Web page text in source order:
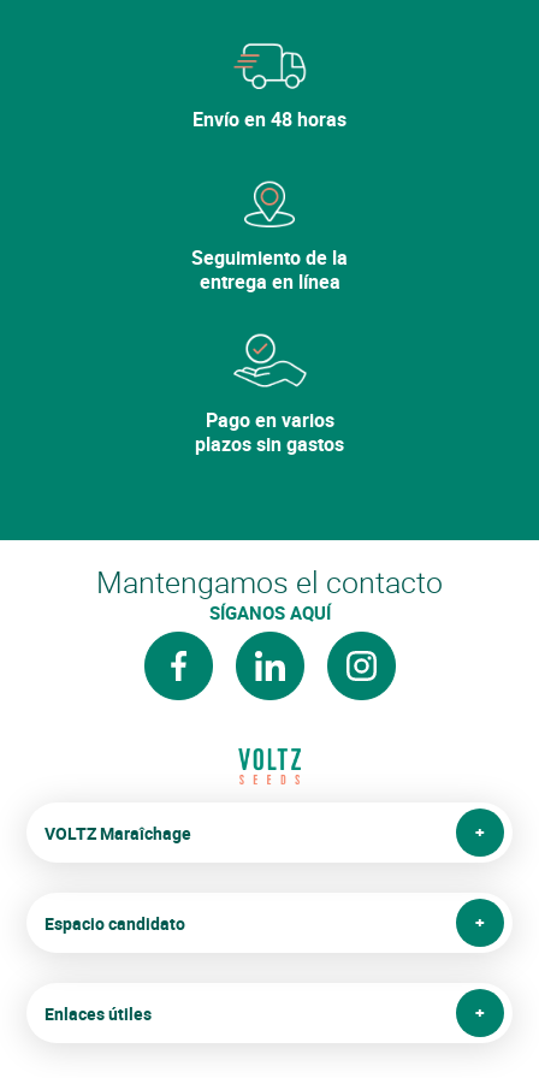
Envío en 48 horas
Seguimiento de la
entrega en línea
Pago en varios
plazos sin gastos
Mantengamos el contacto
SÍGANOS AQUÍ
facebooklinkedin instagram
VOLTZ Maraîchage
Espacio candidato
Enlaces útiles